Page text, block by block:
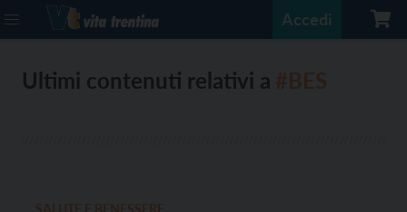
Accedi
Ultimi contenuti relativi a